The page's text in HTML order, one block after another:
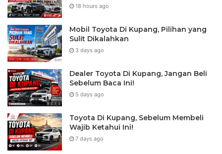
18 hours ago
Mobil Toyota Di Kupang, Pilihan yang
Sulit Dikalahkan
3 days ago
Dealer Toyota Di Kupang, Jangan Beli
Sebelum Baca Ini!
5 days ago
Toyota Di Kupang, Sebelum Membeli
Wajib Ketahui Ini!
7 days ago